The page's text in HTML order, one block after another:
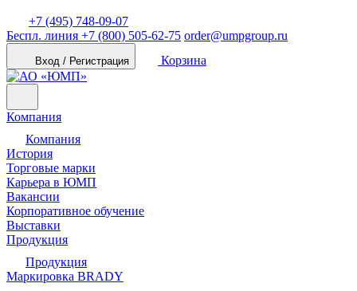
+7 (495) 748-09-07
Беспл. линия +7 (800) 505-62-75 order@umpgroup.ru
Вход / Регистрация Корзина
Компания
Компания
История
Торговые марки
Карьера в ЮМП
Вакансии
Корпоративное обучение
Выставки
Продукция
Продукция
Маркировка BRADY